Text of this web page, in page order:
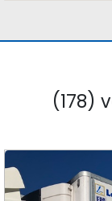
(178)